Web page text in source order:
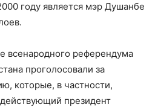
году является мэр Душанбе
всенародного референдума
проголосовали за
которые, в частности,
президент